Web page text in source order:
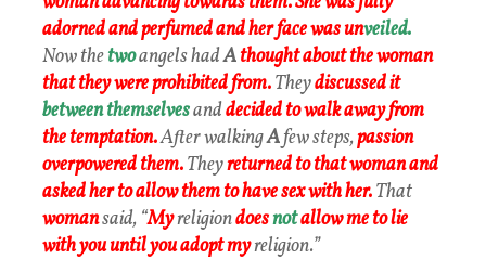
adorned and perfumed and her face wasunveiled.
Now thetwoangels hadAthought about thewoman
that they were prohibited from.Theydiscussed it
between themselvesanddecided to walk away from
the temptation.After walkingAfew steps,passion
overpowered them.Theyreturned to that woman and
asked her to allow them to have sex with her.That
womansaid, “Myreligiondoesnotallow me to lie
with you until you adopt myreligion.”